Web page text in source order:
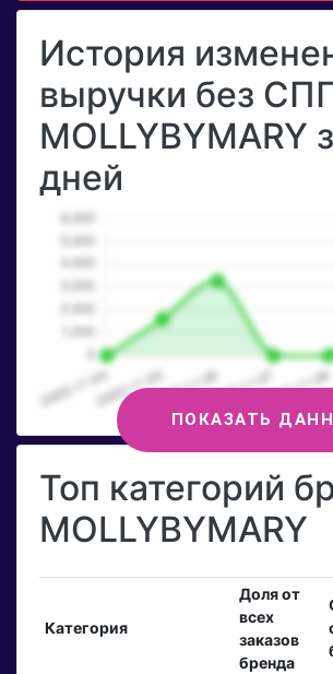
История
выручки без
MOLLYBYMARY
дней
ПОКАЗАТЬ
Топ категорий
MOLLYBYMARY
Категория
Доля от
всех
заказов
бренда